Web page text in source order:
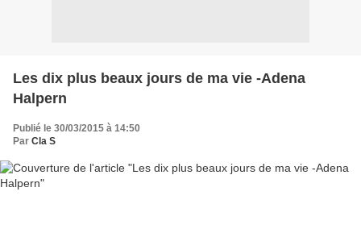
Les dix plus beaux jours de ma vie -Adena
Halpern
Publié le 30/03/2015 à 14:50
Par Cla S